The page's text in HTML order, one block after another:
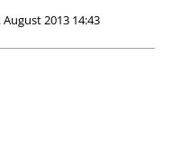
2013 14:43